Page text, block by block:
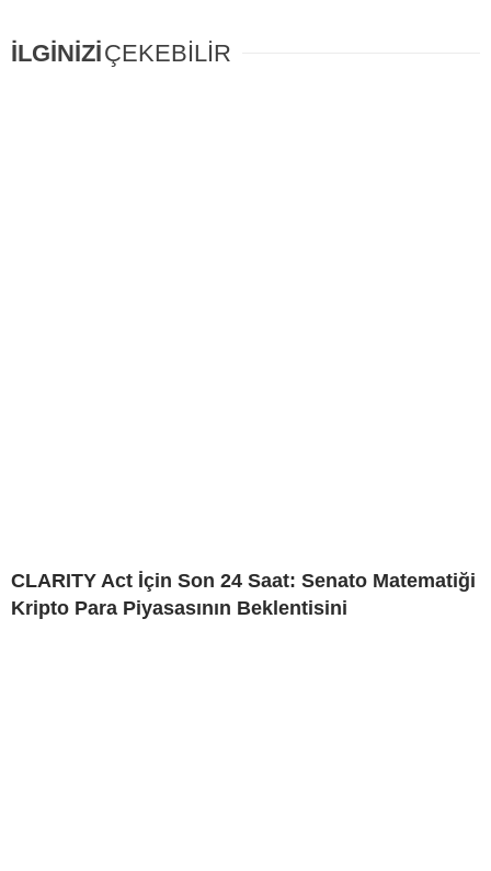
İLGİNİZİÇEKEBİLİR
CLARITY Act İçin Son 24 Saat: Senato Matematiği
Kripto Para Piyasasının Beklentisini